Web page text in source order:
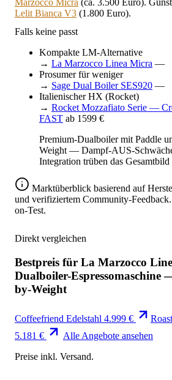
Lelit Bianca V3 (1.800 Euro).
Falls keine passt
Kompakte LM-Alternative
→ La Marzocco Linea Micra —
Prosumer für weniger
→ Sage Dual Boiler SES920 —
Italienischer HX (Rocket)
→ Rocket Mozzafiato Serie —
FAST ab 1599 €
Premium-Dualboiler mit Paddle
Weight — Dampf-AUS-
Integration trüben das Gesamtbild
Marktüberblick basierend auf
und verifiziertem Community-
on-Test.
Direkt vergleichen
Bestpreis für La Marzocco
Dualboiler-Espressomaschine
by-Weight
Coffeefriend Edelstahl 4.999 €
5.181 €
Alle Angebote ansehen
Preise inkl. Versand.